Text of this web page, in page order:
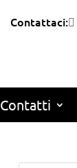
Contatti
Contattaci: